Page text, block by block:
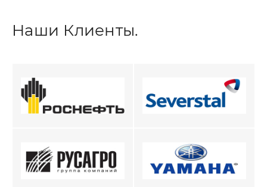
Наши Клиенты.